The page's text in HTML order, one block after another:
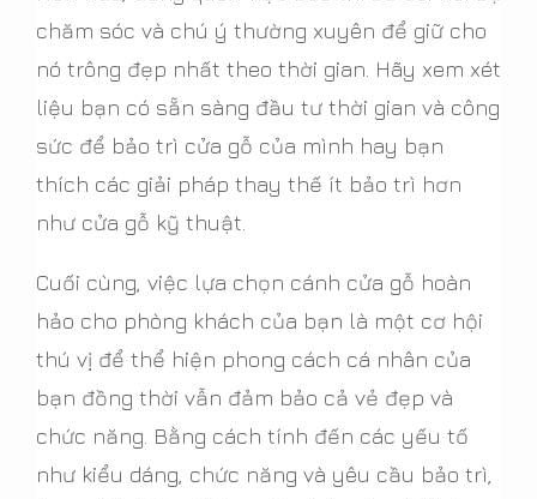
chăm sóc và chú ý thường xuyên để giữ cho
nó trông đẹp nhất theo thời gian. Hãy xem xét
liệu bạn có sẵn sàng đầu tư thời gian và công
sức để bảo trì cửa gỗ của mình hay bạn
thích các giải pháp thay thế ít bảo trì hơn
như cửa gỗ kỹ thuật.
Cuối cùng, việc lựa chọn cánh cửa gỗ hoàn
hảo cho phòng khách của bạn là một cơ hội
thú vị để thể hiện phong cách cá nhân của
bạn đồng thời vẫn đảm bảo cả vẻ đẹp và
chức năng. Bằng cách tính đến các yếu tố
như kiểu dáng, chức năng và yêu cầu bảo trì,